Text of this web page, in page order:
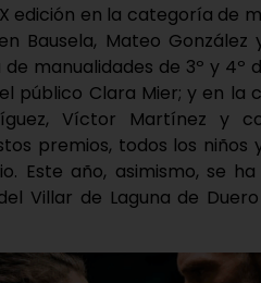
edición en la categoría de
Bausela, Mateo
manualidades de 3º y 4º
público Clara Mier; y en la
Víctor Martínez y
premios, todos los
Este año, asimismo, se
Villar de Laguna de